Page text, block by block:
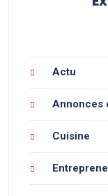
Actu
Annonces
Cuisine